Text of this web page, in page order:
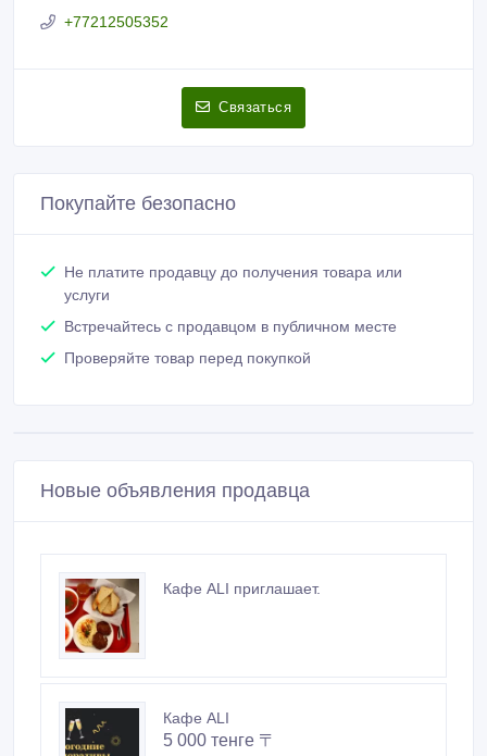
+77212505352
Связаться
Покупайте безопасно
Не платите продавцу до получения товара или
услуги
Встречайтесь с продавцом в публичном месте
Проверяйте товар перед покупкой
Новые объявления продавца
Кафе АLI приглашает.
Кафе АLI
5 000 тенге 〒